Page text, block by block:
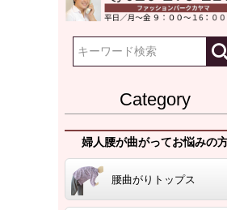
Category
婦人腰が曲がってお悩みの
腰曲がりトップス